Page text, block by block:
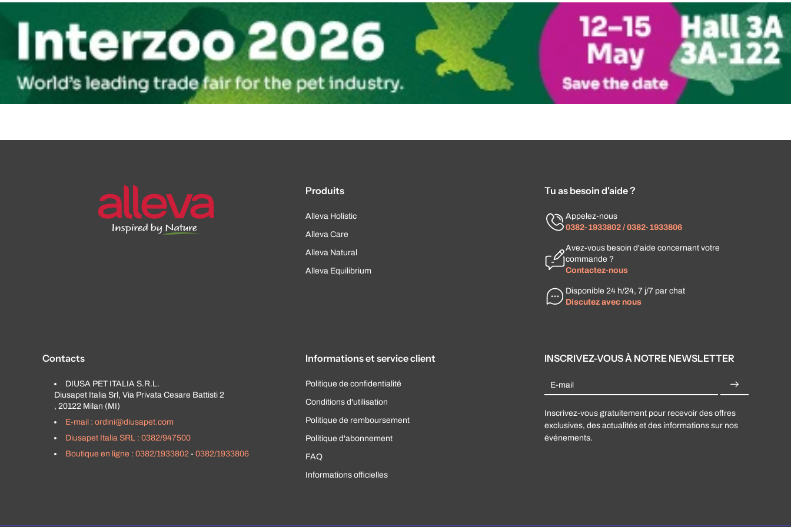
Produits
Alleva Holistic
Alleva Care
Alleva Natural
Alleva Equilibrium
Tu as besoin d'aide ?
Appelez-nous
0382-1933802 / 0382-1933806
Avez-vous besoin d'aide concernant votre
commande ?
Contactez-nous
Disponible 24 h/24, 7 j/7 par chat
Discutez avec nous
Contacts
DIUSA PET ITALIA S.R.L.
Diusapet Italia Srl, Via Privata Cesare Battisti 2
, 20122 Milan (MI)
E-mail : ordini@diusapet.com
Diusapet Italia SRL : 0382/947500
Boutique en ligne : 0382/1933802 -0382/1933806
Informations et service client
Politique de confidentialité
Conditions d'utilisation
Politique de remboursement
Politique d'abonnement
FAQ
Informations officielles
INSCRIVEZ-VOUS À NOTRE NEWSLETTER
E-mail
Inscrivez-vous gratuitement pour recevoir des offres
exclusives, des actualités et des informations sur nos
événements.